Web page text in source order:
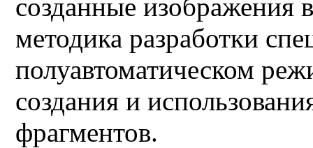
созданные изображения
методика разработки
полуавтоматическом
создания и
фрагментов.